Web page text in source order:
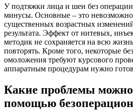
У подтяжки лица и шеи без
минусы. Основные – это
существенных возрастных
результата. Эффект от нитевых,
методик не сохраняется на всю
повторять. Кроме того, некоторые
омоложения требуют курсового
аппаратным процедурам нужно
Какие проблемы
помощью